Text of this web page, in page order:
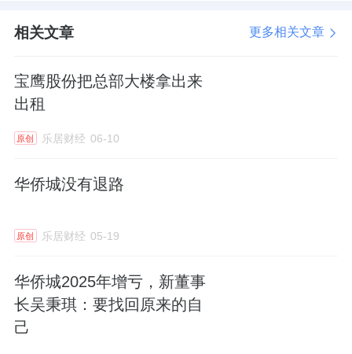
华侨城A 方面拟减持不超2%股份
12月8日，华侨城A公布，合计持股7.39%
的股东前海人寿及其一致行动人钜盛华拟自该
公告披露之日起15个交易日之后的6个月内，
亿股，即不超过公司总股本的2%。
深圳华强：以7600万元参与投资设立电子
12月8日，深圳华强 公告，拟作为共同发
起人，以自有资金或自筹资金参与投资设立电
相关文章 更多相关文章
宝鹰股份把总部大楼拿出来
出租
原创 乐居财经 06-10
华侨城没有退路
原创 乐居财经 05-19
华侨城2025年增亏，新董事
长吴秉琪：要找回原来的自
己